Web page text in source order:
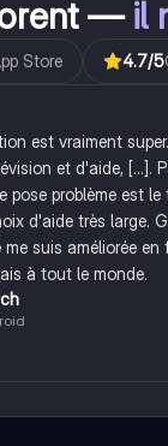
—il
Store 4.7/5
est vraiment
et d'aide, [...].
pose problème est
d'aide très large.
suis améliorée en
à tout le monde.